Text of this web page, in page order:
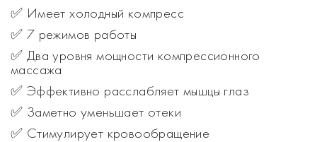
✅ Имеет холодный компресс
✅ 7 режимов работы
✅ Два уровня мощности компрессионного
массажа
✅ Эффективно расслабляет мышцы глаз
✅ Заметно уменьшает отеки
✅ Стимулирует кровообращение